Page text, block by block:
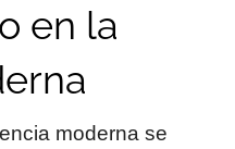
en la
moderna se